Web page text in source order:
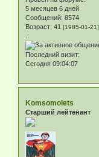
5 месяцев 6 дней
Сообщений: 8574
Возраст: 41 [1985-01-21]
.:
Последний визит:
Сегодня 09:04:07
Komsomolets
Старший лейтенант